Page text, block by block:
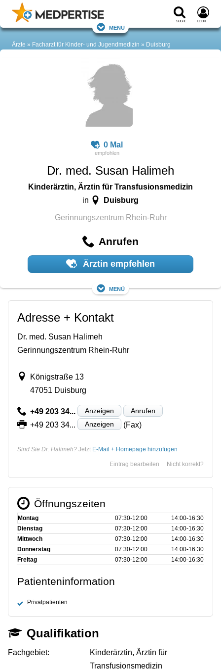
Suche Login
Menü
Ärzte Facharzt für Kinder- und Jugendmedizin Duisburg
0 Mal
Dr. med. Susan Halimeh
Kinderärztin, Ärztin für Transfusionsmedizin
in Duisburg
Gerinnungszentrum Rhein-Ruhr
Anrufen
Ärztin empfehlen
Menü
Adresse + Kontakt
Dr. med. Susan Halimeh
Gerinnungszentrum Rhein-Ruhr
Königstraße 13
47051 Duisburg
+49 203 34... Anzeigen Anrufen
+49 203 34... Anzeigen (Fax)
Sind Sie Dr. Halimeh? Jetzt E-Mail + Homepage hinzufügen
Nicht korrekt?
Eintrag bearbeiten
Öffnungszeiten
Montag 07:30‑12:00
14:00‑16:30
Dienstag
07:30‑12:00
14:00‑16:30
Mittwoch
07:30‑12:00
14:00‑16:30
Donnerstag
07:30‑12:00
14:00‑16:30
Freitag
07:30‑12:00 14:00‑16:30
Patienteninformation
Privatpatienten
Qualifikation
Fachgebiet:
Kinderärztin, Ärztin für
Transfusionsmedizin